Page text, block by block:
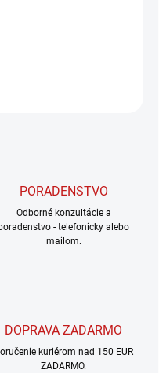
PORADENSTVO
Odborné konzultácie a
- telefonicky alebo
mailom.
DOPRAVA ZADARMO
kuriérom nad 150 EUR
ZADARMO.